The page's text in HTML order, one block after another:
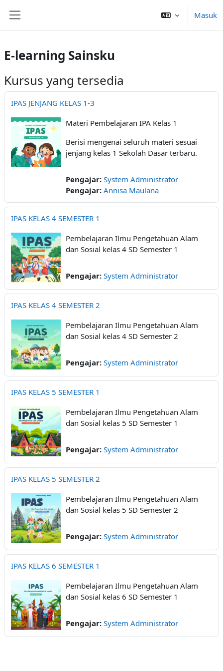
Masuk
E-learning Sainsku
Kursus yang tersedia
IPAS JENJANG KELAS 1-3
Materi Pembelajaran IPA Kelas 1
Berisi mengenai seluruh materi sesuai
jenjang kelas 1 Sekolah Dasar terbaru.
Pengajar: System Administrator
Pengajar: Annisa Maulana
IPAS KELAS 4 SEMESTER 1
Pembelajaran Ilmu Pengetahuan Alam
dan Sosial kelas 4 SD Semester 1
Pengajar: System Administrator
IPAS KELAS 4 SEMESTER 2
Pembelajaran Ilmu Pengetahuan Alam
dan Sosial kelas 4 SD Semester 2
Pengajar: System Administrator
IPAS KELAS 5 SEMESTER 1
Pembelajaran Ilmu Pengetahuan Alam
dan Sosial kelas 5 SD Semester 1
Pengajar: System Administrator
IPAS KELAS 5 SEMESTER 2
Pembelajaran Ilmu Pengetahuan Alam
dan Sosial kelas 5 SD Semester 2
Pengajar: System Administrator
IPAS KELAS 6 SEMESTER 1
Pembelajaran Ilmu Pengetahuan Alam
dan Sosial kelas 6 SD Semester 1
Pengajar: System Administrator